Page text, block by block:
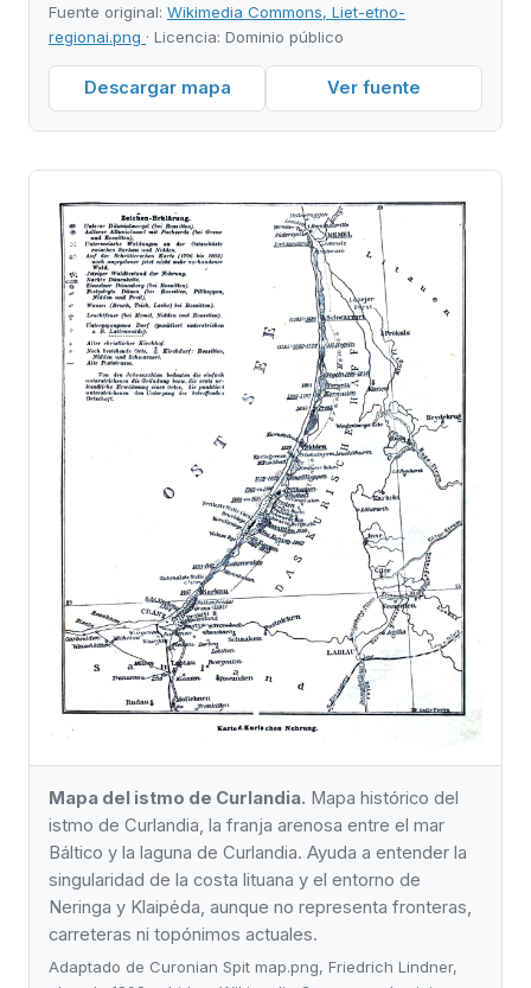
Fuente original: Wikimedia Commons, Liet-etno-
regionai.png · Licencia: Dominio público
Descargar mapa Ver fuente
Mapa del istmo de Curlandia. Mapa histórico del
istmo de Curlandia, la franja arenosa entre el mar
Báltico y la laguna de Curlandia. Ayuda a entender la
singularidad de la costa lituana y el entorno de
Neringa y Klaipėda, aunque no representa fronteras,
carreteras ni topónimos actuales.
Adaptado de Curonian Spit map.png, Friedrich Lindner,